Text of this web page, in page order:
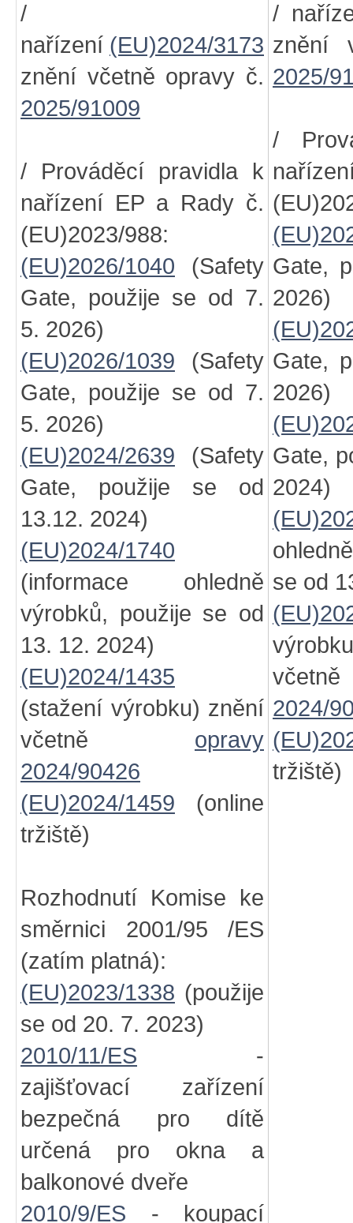
/
nařízení (EU)2024/3173
znění včetně opravy č.
2025/91009
/ Prováděcí pravidla k
nařízení EP a Rady č.
(EU)2023/988:
(EU)2026/1040 (Safety
Gate, použije se od 7.
5. 2026)
(EU)2026/1039 (Safety
Gate, použije se od 7.
5. 2026)
(EU)2024/2639 (Safety
Gate, použije se od
13.12. 2024)
(EU)2024/1740
(informace ohledně
výrobků, použije se od
13. 12. 2024)
(EU)2024/1435
(stažení výrobku) znění
včetně opravy
2024/90426
(EU)2024/1459 (online
tržiště)
Rozhodnutí Komise ke
směrnici 2001/95 /ES
(zatím platná):
(EU)2023/1338 (použije
se od 20. 7. 2023)
2010/11/ES -
zajišťovací zařízení
bezpečná pro dítě
určená pro okna a
balkonové dveře
2010/9/ES - koupací
/
znění
2025/
/
Gate,
2026)
Gate,
2026)
Gate,
2024)
se od
2024/
tržiště)